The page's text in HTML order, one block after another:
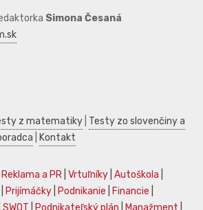
Simona Česaná
z matematiky Testy zo slovenčiny a
Kontakt
Reklama a PR Vrtuľníky Autoškola
Prijímáčky Podnikanie Financie
SWOT Podnikateľský plán Manažment